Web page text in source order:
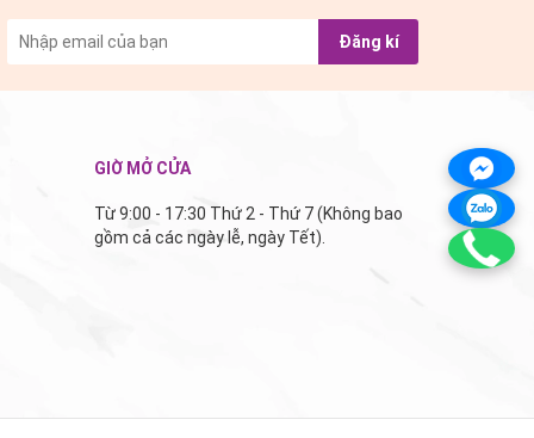
Đăng kí
GIỜ MỞ CỬA
Từ 9:00 - 17:30 Thứ 2 - Thứ 7 (Không bao
gồm cả các ngày lễ, ngày Tết).